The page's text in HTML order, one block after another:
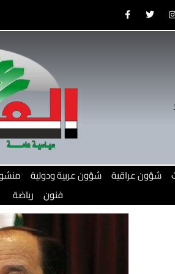
F
a
e
T
w
t
I
t
شؤون عراقية شؤون عربية ودولية
فنون رياضة